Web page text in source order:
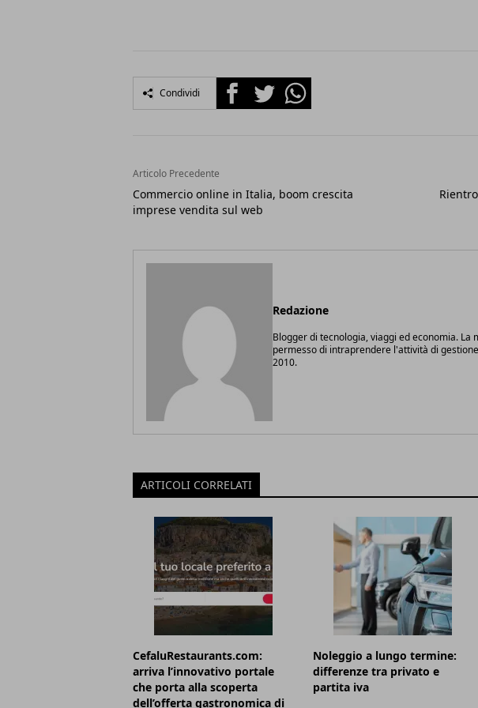
Condividi FacebookTwitterWhatsapp
Articolo Precedente
Commercio online in Italia, boom crescita
imprese vendita sul web
Redazione
Blogger di tecnologia, viaggi ed economia. La
permesso di intraprendere l'attività di
2010.
ARTICOLI CORRELATI
CefaluRestaurants.com:
arriva l’innovativo portale
che porta alla scoperta
dell’offerta gastronomica di
Noleggio a lungo termine:
differenze tra privato e
partita iva